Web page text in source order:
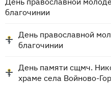
благочинии
День православной
благочинии
День памяти сщмч.
храме села Войново-